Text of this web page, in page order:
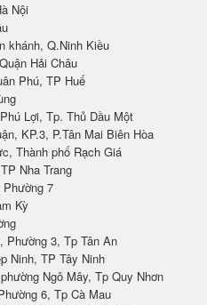
Nội
khánh, Q.Ninh Kiều
Hải Châu
Phú, TP Huế
Lợi, Tp. Thủ Dầu Một
KP.3, P.Tân Mai Biên Hòa
Thành phố Rạch Giá
Nha Trang
Phường 7
Kỳ
Phường 3, Tp Tân An
Ninh, TP Tây Ninh
Ngô Mây, Tp Quy Nhơn
6, Tp Cà Mau